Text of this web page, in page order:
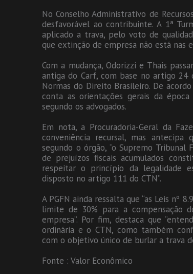
No Conselho Administrativo de
desfavorável ao contribuinte. A 1ª
aplicado a trava, pelo voto de
que extinção de empresa não está nas
Com a mudança, Odorizzi e Thais
antiga do Carf, com base no artigo 24
Normas do Direito Brasileiro. De
conta as orientações gerais da
segundo os advogados.
Em nota, a Procuradoria-Geral da
conveniência recursal, mas antecipa
segundo o órgão, “o Supremo Tribunal
de prejuízos fiscais acumulados
respeitar o princípio da legalidade
disposto no artigo 111 do CTN”.
A PGFN ainda ressalta que “as Leis nº
limite de 30% para a compensação
empresa”. Por fim, destaca que
ordinária e o CTN, como também
com o objetivo único de burlar a trava
Fonte : Valor Econômico